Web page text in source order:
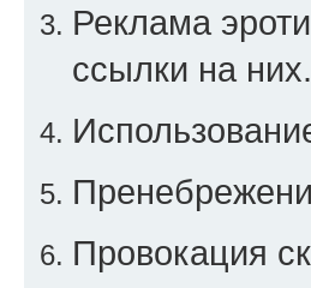
Реклама
ссылки на них.
Провокация